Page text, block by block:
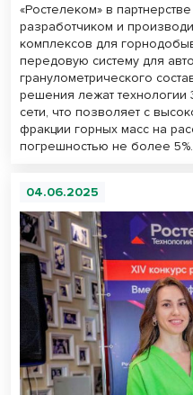
«Ростелеком» в
разработчиком и
комплексов для
передовую систему для
гранулометрического
решения лежат
сети, что позволяет с
фракции горных масс на
погрешностью не более 5%.
04.06.2025